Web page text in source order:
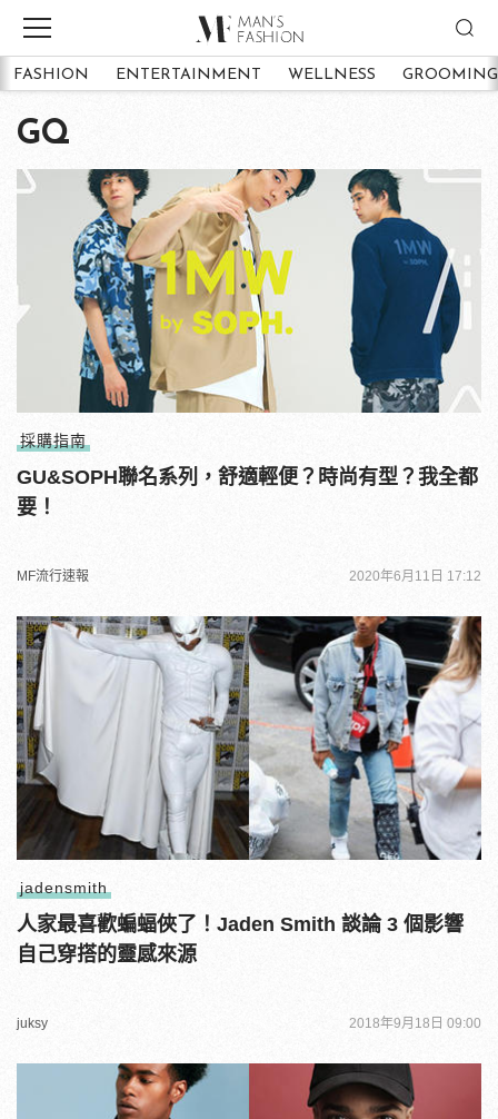
FASHION ENTERTAINMENT WELLNESS GROOMING
GQ
採購指南
GU&SOPH聯名系列，舒適輕便？時尚有型？我全都
要！
MF流行速報 2020年6月11日 17:12
jadensmith
人家最喜歡蝙蝠俠了！Jaden Smith 談論 3 個影響
自己穿搭的靈感來源
juksy 2018年9月18日 09:00